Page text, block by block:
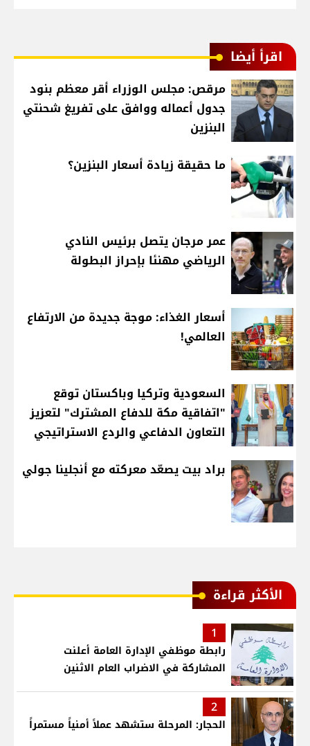
اقرأ أيضا
مرقص: مجلس الوزراء أقر معظم بنود
جدول أعماله ووافق على تفريغ شحنتي
البنزين
ما حقيقة زيادة أسعار البنزين؟
عمر مرجان يتصل برئيس النادي
الرياضي مهنئا بإحراز البطولة
أسعار الغذاء: موجة جديدة من الارتفاع
العالمي!
السعودية وتركيا وباكستان توقع
"اتفاقية مكة للدفاع المشترك" لتعزيز
التعاون الدفاعي والردع الاستراتيجي
براد بيت يصعّد معركته مع أنجلينا جولي
الأكثر قراءة
1
رابطة موظفي الإدارة العامة أعلنت
المشاركة في الاضراب العام الاثنين
2
الحجار: المرحلة ستشهد عملاً أمنياً مستمراً